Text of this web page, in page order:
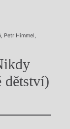
, Petr Himmel ,
dětství)